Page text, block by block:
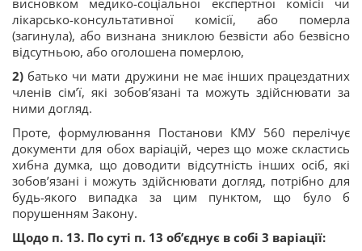
висновком медико-соціальної експертної комісії чи
лікарсько-консультативної комісії, або померла
(загинула), або визнана зниклою безвісти або безвісно
відсутньою, або оголошена померлою,
2) батько чи мати дружини не має інших працездатних
членів сім’ї, які зобов’язані та можуть здійснювати за
ними догляд.
Проте, формулювання Постанови КМУ 560 перелічує
документи для обох варіацій, через що може скластись
хибна думка, що доводити відсутність інших осіб, які
зобов’язані і можуть здійснювати догляд, потрібно для
будь-якого випадка за цим пунктом, що було б
порушенням Закону.
Щодо п. 13. По суті п. 13 об’єднує в собі 3 варіації: